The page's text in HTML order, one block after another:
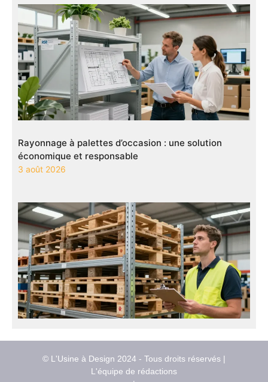
Rayonnage à palettes d’occasion : une solution
économique et responsable
3 août 2026
© L'Usine à Design 2024 - Tous droits réservés |
L'équipe de rédactions